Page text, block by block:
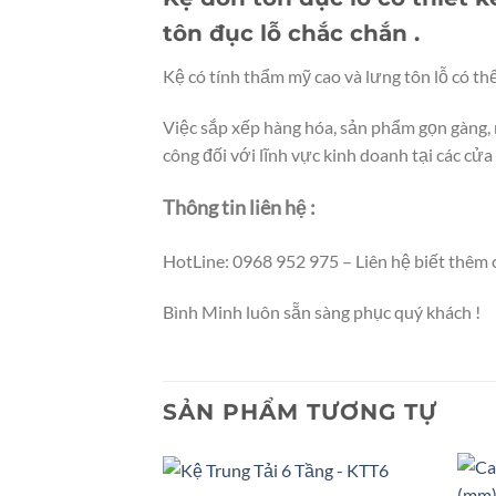
tôn đục lỗ chắc chắn .
Kệ có tính thẩm mỹ cao và lưng tôn lỗ có
Việc sắp xếp hàng hóa, sản phẩm gọn
công đối với lĩnh vực kinh doanh tại các
Thông tin liên hệ :
HotLine: 0968 952 975 – Liên hệ biết
Bình Minh luôn sẵn sàng phục quý khách !
SẢN PHẨM TƯƠNG TỰ